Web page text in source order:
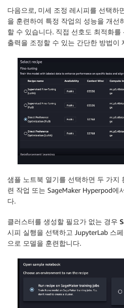
다음으로, 미세 조정 레시피를 선택하
을 훈련하여 특정 작업의 성능을 개선
할 수 있습니다. 직접 선호도 최적화를
출력을 조정할 수 있는 간단한 방법이
샘플 노트북 열기를 선택하면 두 가지
련 작업 또는 SageMaker Hyperpod에
다.
클러스터를 생성할 필요가 없는 경우
시피 실행을 선택하고 JupyterLab 스
으로 모델을 훈련합니다.